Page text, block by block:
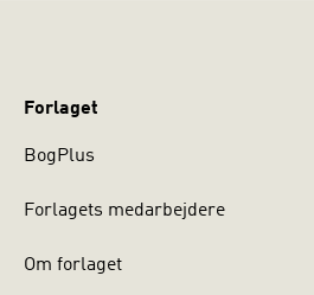
Forlaget
BogPlus
Forlagets medarbejdere
Om forlaget